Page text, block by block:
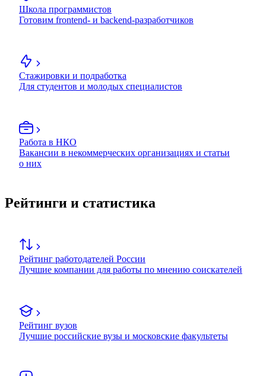
Школа программистов
Готовим frontend- и backend-разработчиков
Стажировки и подработка
Для студентов и молодых специалистов
Работа в НКО
Вакансии в некоммерческих организациях и статьи
о них
Рейтинги и статистика
Рейтинг работодателей России
Лучшие компании для работы по мнению соискателей
Рейтинг вузов
Лучшие российские вузы и московские факультеты